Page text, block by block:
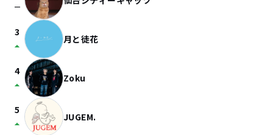
check_indeterminate_small
3
arrow_drop_up 月と徒花
4
arrow_drop_up Zoku
5
arrow_drop_up JUGEM.